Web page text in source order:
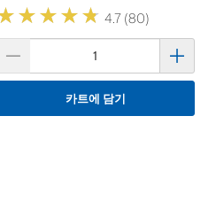
★★★★
★★★★ 4.7 (80)
카트에 담기